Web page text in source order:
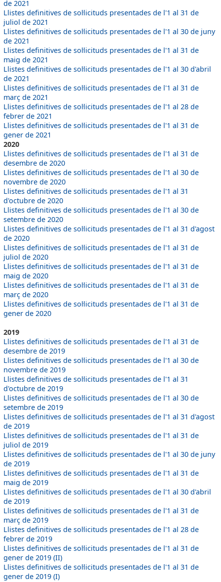
de 2021
Llistes definitives de sol·licituds presentades de l'1 al 31 de
juliol de 2021
Llistes definitives de sol·licituds presentades de l'1 al 30 de juny
de 2021
Llistes definitives de sol·licituds presentades de l'1 al 31 de
maig de 2021
Llistes definitives de sol·licituds presentades de l'1 al 30 d'abril
de 2021
Llistes definitives de sol·licituds presentades de l'1 al 31 de
març de 2021
Llistes definitives de sol·licituds presentades de l'1 al 28 de
febrer de 2021
Llistes definitives de sol·licituds presentades de l'1 al 31 de
gener de 2021
2020
Llistes definitives de sol·licituds presentades de l'1 al 31 de
desembre de 2020
Llistes definitives de sol·licituds presentades de l'1 al 30 de
novembre de 2020
Llistes definitives de sol·licituds presentades de l'1 al 31
d'octubre de 2020
Llistes definitives de sol·licituds presentades de l'1 al 30 de
setembre de 2020
Llistes definitives de sol·licituds presentades de l'1 al 31 d'agost
de 2020
Llistes definitives de sol·licituds presentades de l'1 al 31 de
juliol de 2020
Llistes definitives de sol·licituds presentades de l'1 al 31 de
maig de 2020
Llistes definitives de sol·licituds presentades de l'1 al 31 de
març de 2020
Llistes definitives de sol·licituds presentades de l'1 al 31 de
gener de 2020
2019
Llistes definitives de sol·licituds presentades de l'1 al 31 de
desembre de 2019
Llistes definitives de sol·licituds presentades de l'1 al 30 de
novembre de 2019
Llistes definitives de sol·licituds presentades de l'1 al 31
d'octubre de 2019
Llistes definitives de sol·licituds presentades de l'1 al 30 de
setembre de 2019
Llistes definitives de sol·licituds presentades de l'1 al 31 d'agost
de 2019
Llistes definitives de sol·licituds presentades de l'1 al 31 de
juliol de 2019
Llistes definitives de sol·licituds presentades de l'1 al 30 de juny
de 2019
Llistes definitives de sol·licituds presentades de l'1 al 31 de
maig de 2019
Llistes definitives de sol·licituds presentades de l'1 al 30 d'abril
de 2019
Llistes definitives de sol·licituds presentades de l'1 al 31 de
març de 2019
Llistes definitives de sol·licituds presentades de l'1 al 28 de
febrer de 2019
Llistes definitives de sol·licituds presentades de l'1 al 31 de
gener de 2019 (II)
Llistes definitives de sol·licituds presentades de l'1 al 31 de
gener de 2019 (I)